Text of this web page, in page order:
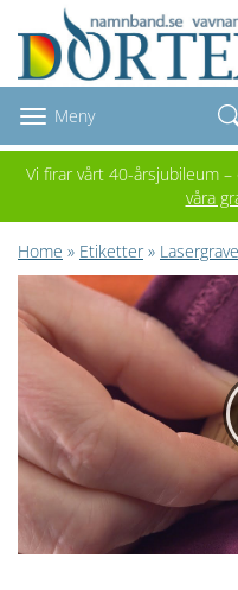
Meny
Vi firar vårt 40-årsjubileum
våra
Home » Etiketter»